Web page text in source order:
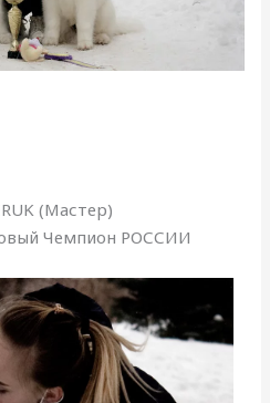
(Мастер)
Чемпион РОССИИ